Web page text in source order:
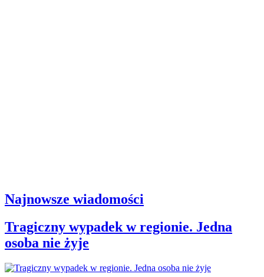
Najnowsze wiadomości
Tragiczny wypadek w regionie. Jedna
osoba nie żyje